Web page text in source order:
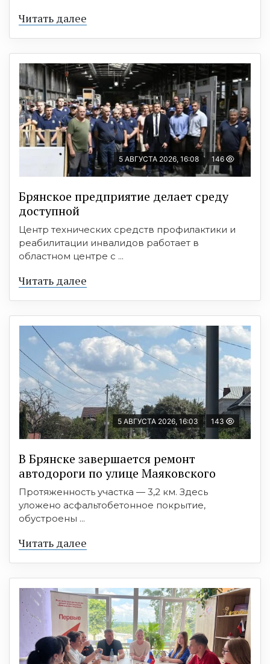
Читать далее
5 АВГУСТА 2026, 16:08 146
Брянское предприятие делает среду
доступной
Центр технических средств профилактики и
реабилитации инвалидов работает в
областном центре с ...
Читать далее
5 АВГУСТА 2026, 16:03 143
В Брянске завершается ремонт
автодороги по улице Маяковского
Протяженность участка — 3,2 км. Здесь
уложено асфальтобетонное покрытие,
обустроены ...
Читать далее